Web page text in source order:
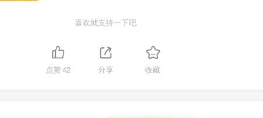
喜欢就支持一下吧
点赞42 分享 收藏